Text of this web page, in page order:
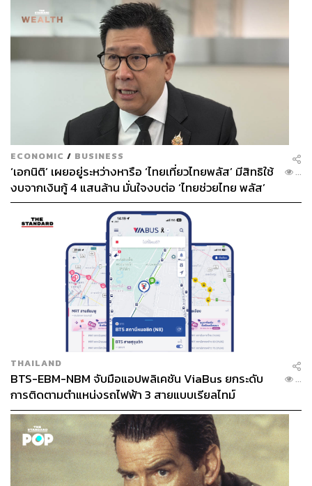
ECONOMIC / BUSINESS
‘เอกนิติ’ เผยอยู่ระหว่างหารือ ‘ไทยเที่ยวไทยพลัส’ มีสิทธิใช้
งบจากเงินกู้ 4 แสนล้าน มั่นใจงบต่อ ‘ไทยช่วยไทย พลัส’
เฟส 2 มีเพียงพอ
...
THAILAND
BTS-EBM-NBM จับมือแอปพลิเคชัน ViaBus ยกระดับ
การติดตามตำแหน่งรถไฟฟ้า 3 สายแบบเรียลไทม์
...